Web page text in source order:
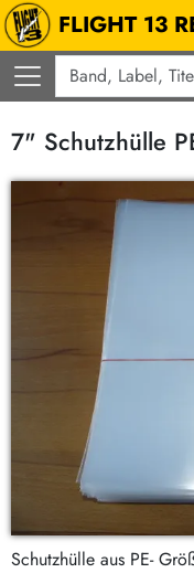
FLIGHT 13
7" Schutzhülle
Schutzhülle aus PE-